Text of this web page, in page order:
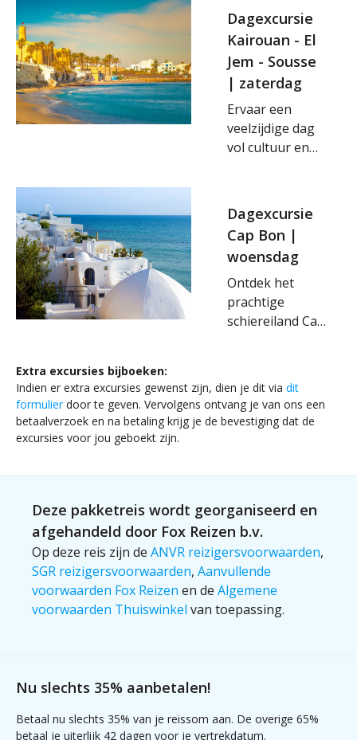
ervaar het
traditionele leven
van de Berbers die
je gastvrij
verwelkomen in
hun dorpen.
moderne
cultuur elkaar
ontmoeten in
smalle straatjes
en kleurrijke
markten. Verken
de medina vol
ambachtslieden
indrukwekkende
architectuur van
eeuwenoude
moskeeën en
paleizen.
Dagexcursie
Kairouan - El
Jem - Sousse
| zaterdag
Ervaar een
veelzijdige dag
vol cultuur en
Kairouan, El Jem
en Sousse. In
Kairouan, waar
de heilige
moskeeën en
authentieke
sfeer je
je weg naar het
iconische
amfitheater van
Romeinse
architectuur.
Het levendige
stad Sousse,
waar je kunt
ronddwalen in
onvergetelijke
Dagexcursie
Cap Bon |
woensdag
Ontdek het
prachtige
schiereiland Cap
natuur, cultuur
en charme.
en wijngaarden,
en bewonder
traditionele
ambachten in
kleine dorpen.
Van de
lokale markten,
Extra excursies bijboeken:
Indien er extra excursies gewenst zijn, dien je dit via dit
formulierdoor te geven. Vervolgens ontvang je van ons een
betaalverzoek en na betaling krijg je de bevestiging dat de
excursies voor jou geboekt zijn.
Deze pakketreis wordt georganiseerd en
afgehandeld door Fox Reizen b.v.
Op deze reis zijn de ANVR reizigersvoorwaarden,
SGR reizigersvoorwaarden, Aanvullende
voorwaarden Fox Reizen en de Algemene
voorwaarden Thuiswinkel van toepassing.
Nu slechts 35% aanbetalen!
Betaal nu slechts 35% van je reissom aan. De overige 65%
betaal je uiterlijk 42 dagen voor je vertrekdatum.